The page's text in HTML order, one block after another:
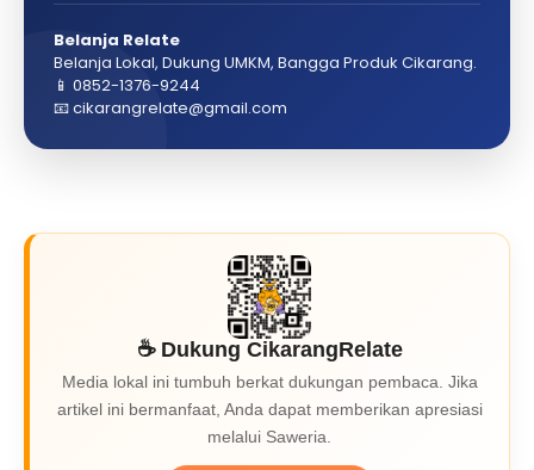
Belanja Relate
Belanja Lokal, Dukung UMKM, Bangga Produk Cikarang.
📱 0852-1376-9244
📧 cikarangrelate@gmail.com
☕ Dukung CikarangRelate
Media lokal ini tumbuh berkat dukungan pembaca. Jika
artikel ini bermanfaat, Anda dapat memberikan apresiasi
melalui Saweria.